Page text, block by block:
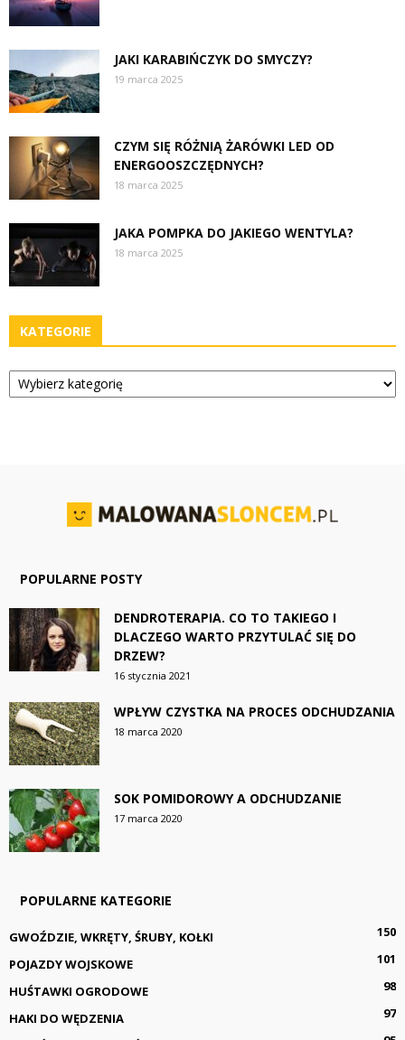
JAKI KARABIŃCZYK DO SMYCZY?
19 marca 2025
CZYM SIĘ RÓŻNIĄ ŻARÓWKI LED OD
ENERGOOSZCZĘDNYCH?
18 marca 2025
JAKA POMPKA DO JAKIEGO WENTYLA?
18 marca 2025
KATEGORIE
Kategorie
POPULARNE POSTY
DENDROTERAPIA. CO TO TAKIEGO I
DLACZEGO WARTO PRZYTULAĆ SIĘ DO
DRZEW?
16 stycznia 2021
WPŁYW CZYSTKA NA PROCES ODCHUDZANIA
18 marca 2020
SOK POMIDOROWY A ODCHUDZANIE
17 marca 2020
POPULARNE KATEGORIE
GWOŹDZIE, WKRĘTY, ŚRUBY, KOŁKI
150
POJAZDY WOJSKOWE
101
HUŚTAWKI OGRODOWE
98
HAKI DO WĘDZENIA
97